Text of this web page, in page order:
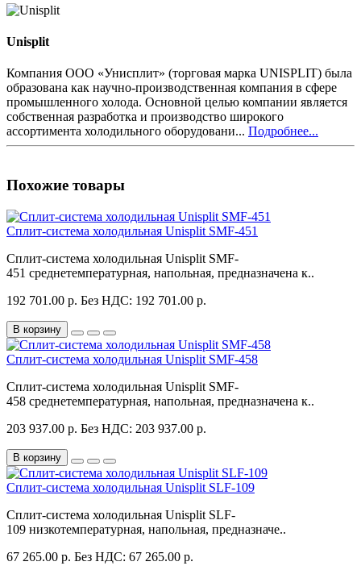
Unisplit
Компания ООО «Унисплит» (торговая марка UNISPLIT) была
образована как научно-производственная компания в сфере
промышленного холода. Основной целью компании является
собственная разработка и производство широкого
ассортимента холодильного оборудовани... Подробнее...
Похожие товары
Сплит-система холодильная Unisplit SMF-451
Сплит-система холодильная Unisplit SMF-
451 среднетемпературная, напольная, предназначена к..
192 701.00 р. Без НДС: 192 701.00 р.
В корзину
Сплит-система холодильная Unisplit SMF-458
Сплит-система холодильная Unisplit SMF-
458 среднетемпературная, напольная, предназначена к..
203 937.00 р. Без НДС: 203 937.00 р.
В корзину
Сплит-система холодильная Unisplit SLF-109
Сплит-система холодильная Unisplit SLF-
109 низкотемпературная, напольная, предназначе..
67 265.00 р. Без НДС: 67 265.00 р.